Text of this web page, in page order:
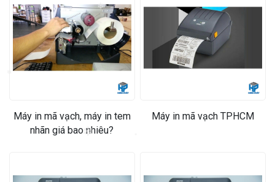
Máy in mã vạch, máy in tem
nhãn giá bao nhiêu?
Máy in mã vạch TPHCM
❄